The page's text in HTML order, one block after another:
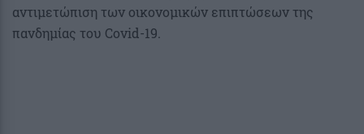
αντιμετώπιση των οικονομικών επιπτώσεων της
πανδημίας του Covid-19.